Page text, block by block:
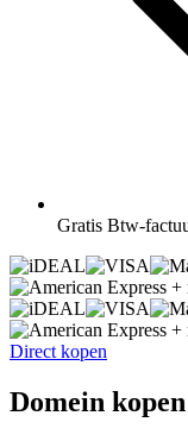
Gratis Btw-
+
+
Direct kopen
Domein